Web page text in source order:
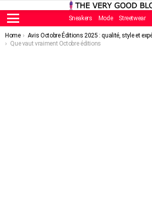
Menu
Sneakers Mode Streetwear
You are here:
Home
Avis Octobre Éditions 2025 : qualité, style et
Que vaut vraiment Octobre éditions